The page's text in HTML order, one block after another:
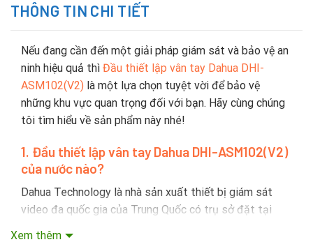
THÔNG TIN CHI TIẾT
Nếu đang cần đến một giải pháp giám sát và bảo vệ an
ninh hiệu quả thì Đầu thiết lập vân tay Dahua DHI-
ASM102(V2) là một lựa chọn tuyệt vời để bảo vệ
những khu vực quan trọng đối với bạn. Hãy cùng chúng
tôi tìm hiểu về sản phẩm này nhé!
1. Đầu thiết lập vân tay Dahua DHI-ASM102(V2)
của nước nào?
Dahua Technology là nhà sản xuất thiết bị giám sát
video đa quốc gia của Trung Quốc có trụ sở đặt tại
Xem thêm